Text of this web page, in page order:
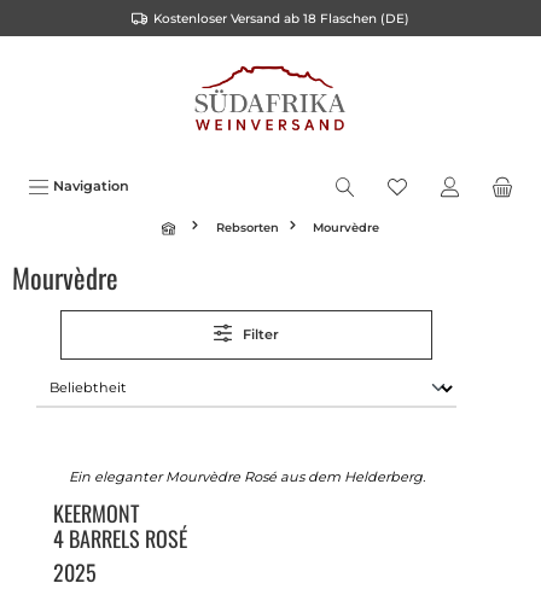
Kostenloser Versand ab 18 Flaschen (DE)
Navigation
Rebsorten Mourvèdre
Mourvèdre
Filter
Ein eleganter Mourvèdre Rosé aus dem Helderberg.
KEERMONT
4 BARRELS ROSÉ
2025